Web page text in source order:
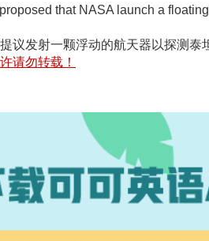
that NASA launch a
议发射一颗浮动的航天器以探测泰
请勿转载！